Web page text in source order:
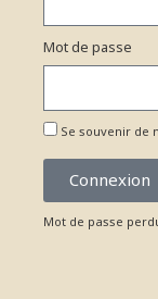
Mot de passe
Se souvenir de
Connexion
Mot de passe